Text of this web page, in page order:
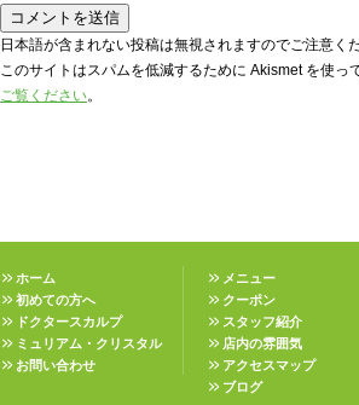
日本語が含まれない投稿は無視されますのでご注意く
このサイトはスパムを低減するために Akismet を使っ
ご覧ください。
ホーム
初めての方へ
ドクタースカルプ
ミュリアム・クリスタル
お問い合わせ
メニュー
クーポン
スタッフ紹介
店内の雰囲気
アクセスマップ
ブログ